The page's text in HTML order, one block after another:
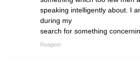
speaking intelligently about. I
during my
search for something
Reageer